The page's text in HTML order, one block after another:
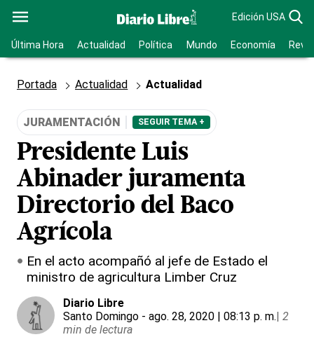
Edición USA
Última Hora Actualidad Política Mundo Economía
Portada Actualidad Actualidad
JURAMENTACIÓN SEGUIR TEMA +
Presidente Luis
Abinader juramenta
Directorio del Baco
Agrícola
En el acto acompañó al jefe de Estado el
ministro de agricultura Limber Cruz
Diario Libre
Santo Domingo - ago. 28, 2020 | 08:13 p. m.| 2
min de lectura